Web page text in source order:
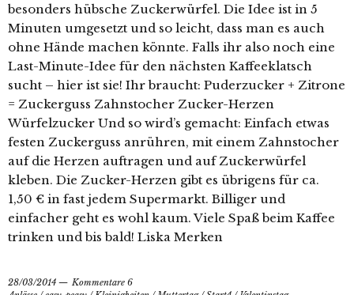
besonders hübsche Zuckerwürfel. Die Idee ist in 5
Minuten umgesetzt und so leicht, dass man es auch
ohne Hände machen könnte. Falls ihr also noch eine
Last-Minute-Idee für den nächsten Kaffeeklatsch
sucht – hier ist sie! Ihr braucht: Puderzucker + Zitrone
= Zuckerguss Zahnstocher Zucker-Herzen
Würfelzucker Und so wird’s gemacht: Einfach etwas
festen Zuckerguss anrühren, mit einem Zahnstocher
auf die Herzen auftragen und auf Zuckerwürfel
kleben. Die Zucker-Herzen gibt es übrigens für ca.
1,50 € in fast jedem Supermarkt. Billiger und
einfacher geht es wohl kaum. Viele Spaß beim Kaffee
trinken und bis bald! Liska Merken
28/03/2014
Kommentare 6